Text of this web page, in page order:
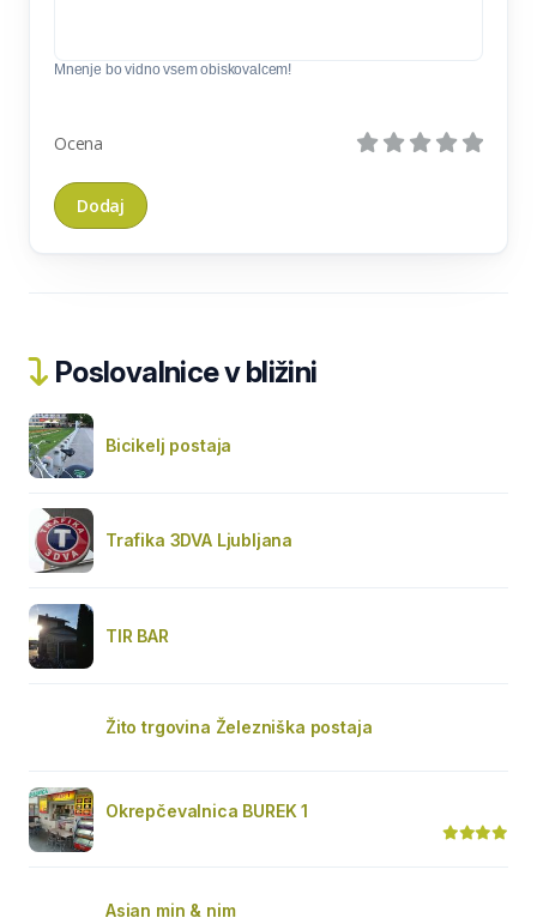
Mnenje bo vidno vsem obiskovalcem!
Ocena
Poslovalnice v bližini
Bicikelj postaja
Trafika 3DVA Ljubljana
TIR BAR
Žito trgovina Železniška postaja
Okrepčevalnica BUREK 1
Asian min & nim